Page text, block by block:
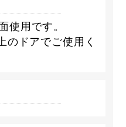
使用です。
のドアでご使用く